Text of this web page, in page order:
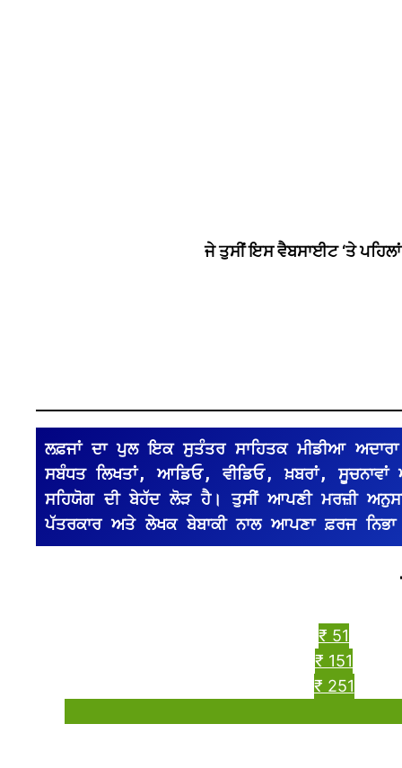
ਜੇ ਤੁਸੀਂ ਇਸ ਵੈਬਸਾਈਟ ‘ਤੇ
ਲਫ਼ਜਾਂ ਦਾ ਪੁਲ ਇਕ ਸੁਤੰਤਰ ਸਾਹਿਤਕ ਮੀਡੀਆ
ਸਬੰਧਤ ਲਿਖਤਾਂ, ਆਡਿਓ, ਵੀਡਿਓ, ਖ਼ਬਰਾਂ,
ਸਹਿਯੋਗ ਦੀ ਬੇਹੱਦ ਲੋੜ ਹੈ। ਤੁਸੀਂ ਆਪਣੀ ਮਰਜ਼ੀ
ਪੱਤਰਕਾਰ ਅਤੇ ਲੇਖਕ ਬੇਬਾਕੀ ਨਾਲ ਆਪਣਾ ਫ਼ਰਜ
₹ 51
₹ 151
₹ 251